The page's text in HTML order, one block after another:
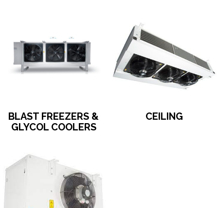
BLAST FREEZERS &
GLYCOL COOLERS
CEILING